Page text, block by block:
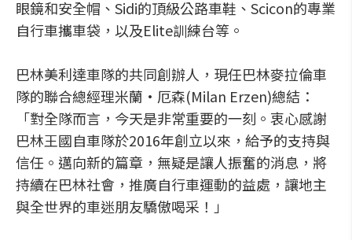
眼鏡和安全帽、Sidi的頂級公路車鞋、Scicon的專業
自行車攜車袋，以及Elite訓練台等。
巴林美利達車隊的共同創辦人，現任巴林麥拉倫車
隊的聯合總經理米蘭·厄森(Milan Erzen)總結：
「對全隊而言，今天是非常重要的一刻。衷心感謝
巴林王國自車隊於2016年創立以來，給予的支持與
信任。邁向新的篇章，無疑是讓人振奮的消息，將
持續在巴林社會，推廣自行車運動的益處，讓地主
與全世界的車迷朋友驕傲喝采！」